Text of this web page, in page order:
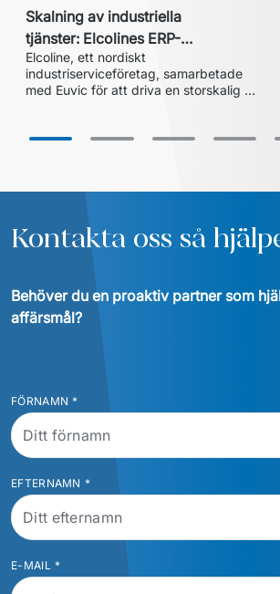
Skalning av industriella
tjänster: Elcolines ERP-
transformation
Elcoline, ett nordiskt
industriserviceföretag, samarbetade
med Euvic för att driva en storskalig
leverans och införande av ERP
verksamheten kunde fortgå utan
Kontakta oss så
Behöver du en proaktiv partner som
affärsmål?
FÖRNAMN *
EFTERNAMN *
E-MAIL *